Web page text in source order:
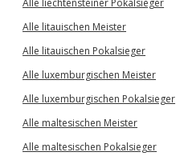
Alle liechtensteiner Pokalsieger
Alle litauischen Meister
Alle litauischen Pokalsieger
Alle luxemburgischen Meister
Alle luxemburgischen Pokalsieger
Alle maltesischen Meister
Alle maltesischen Pokalsieger